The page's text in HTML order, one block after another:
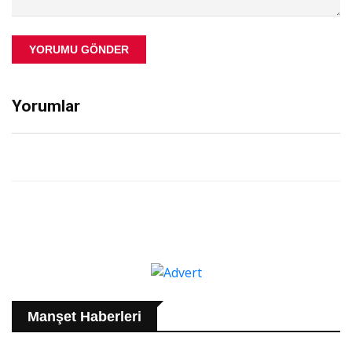
YORUMU GÖNDER
Yorumlar
Manşet Haberleri